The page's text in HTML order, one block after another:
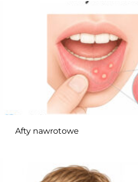
Afty nawrotowe